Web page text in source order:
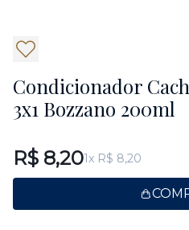
Condicionador
3x1 Bozzano 200ml
R$ 8,201x R$ 8,20